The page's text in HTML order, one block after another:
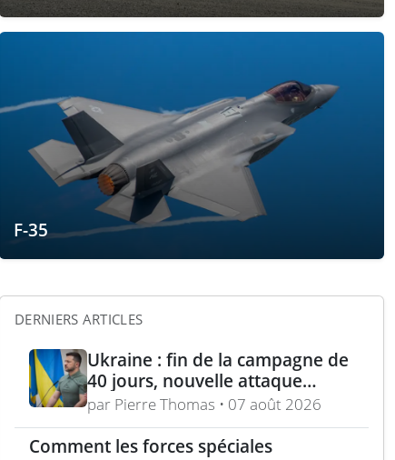
F-35
DERNIERS ARTICLES
Ukraine : fin de la campagne de
40 jours, nouvelle attaque
contre Wildberries et
élimination d’un général russe à
Moscou
par Pierre Thomas • 07 août 2026
Comment les forces spéciales